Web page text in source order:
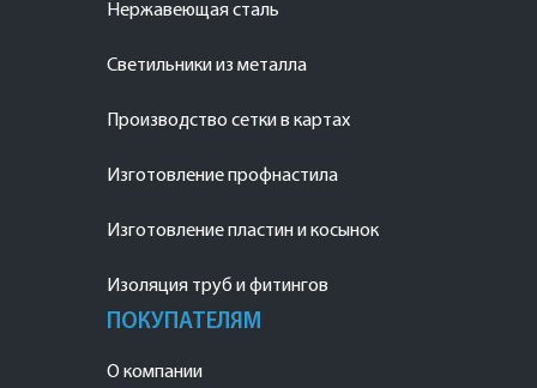
Нержавеющая сталь
Светильники из металла
Производство сетки в картах
Изготовление профнастила
Изготовление пластин и косынок
Изоляция труб и фитингов
ПОКУПАТЕЛЯМ
О компании